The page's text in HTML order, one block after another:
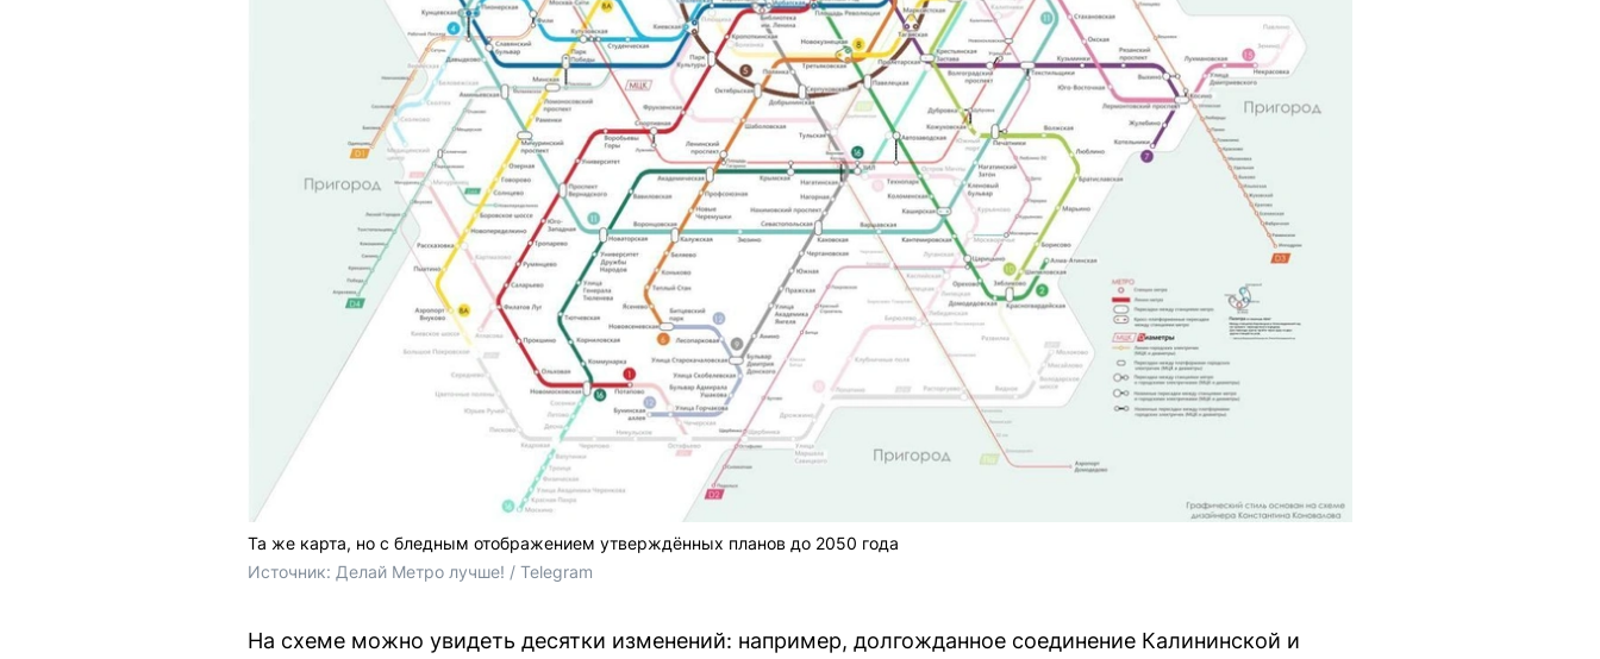
Та же карта, но с бледным отображением утверждённых планов до 2050 года
Источник: Делай Метро лучше! / Telegram
На схеме можно увидеть десятки изменений: например, долгожданное соединение Калининской и